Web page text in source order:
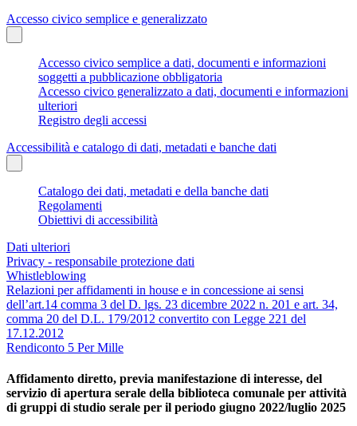
Accesso civico semplice e generalizzato
Accesso civico semplice a dati, documenti e informazioni
soggetti a pubblicazione obbligatoria
Accesso civico generalizzato a dati, documenti e informazioni
ulteriori
Registro degli accessi
Accessibilità e catalogo di dati, metadati e banche dati
Catalogo dei dati, metadati e della banche dati
Regolamenti
Obiettivi di accessibilità
Dati ulteriori
Privacy - responsabile protezione dati
Whistleblowing
Relazioni per affidamenti in house e in concessione ai sensi
dell’art.14 comma 3 del D. lgs. 23 dicembre 2022 n. 201 e art. 34,
comma 20 del D.L. 179/2012 convertito con Legge 221 del
17.12.2012
Rendiconto 5 Per Mille
Affidamento diretto, previa manifestazione di interesse, del
servizio di apertura serale della biblioteca comunale per attività
di gruppi di studio serale per il periodo giugno 2022/luglio 2025